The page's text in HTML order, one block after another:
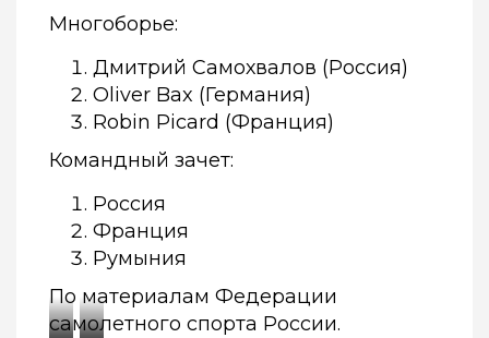
Многоборье:
Дмитрий Самохвалов (Россия)
Oliver Bax (Германия)
Robin Picard (Франция)
Командный зачет:
Россия
Франция
Румыния
По материалам Федерации
самолетного спорта России.